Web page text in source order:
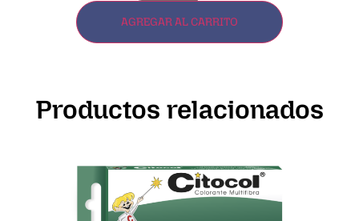
AGREGAR AL CARRITO
Productos relacionados